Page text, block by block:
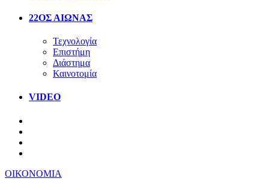
22ΟΣ ΑΙΩΝΑΣ
Τεχνολογία
Επιστήμη
Διάστημα
Καινοτομία
VIDEO
ΟΙΚΟΝΟΜΙΑ